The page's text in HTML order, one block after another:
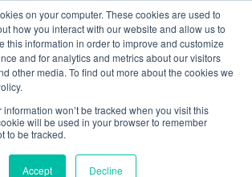
on your computer. These cookies are used to
how you interact with our website and allow us to
this information in order to improve and customize
and for analytics and metrics about our visitors
other media. To find out more about the cookies we
information won’t be tracked when you visit this
will be used in your browser to remember
to be tracked.
Accept Decline
06/08/202614:53:47
Facebook
X TelegramWhatsappMastodon
ASTORRI